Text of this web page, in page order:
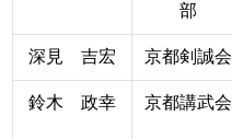
部
深見 吉宏 京都剣誠会
鈴木 政幸 京都講武会